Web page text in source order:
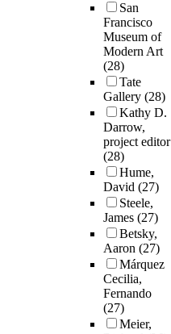
San
Francisco
Museum of
Modern Art
(28)
Tate
Gallery (28)
Kathy D.
Darrow,
project editor
(28)
Hume,
David (27)
Steele,
James (27)
Betsky,
Aaron (27)
Márquez
Cecilia,
Fernando
(27)
Meier,